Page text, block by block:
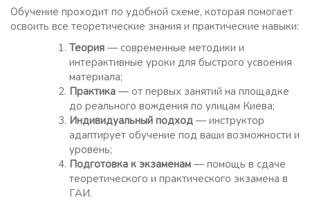
Обучение проходит по удобной схеме, которая помогает
освоить все теоретические знания и практические навыки:
Теория — современные методики и
интерактивные уроки для быстрого усвоения
материала;
Практика — от первых занятий на площадке
до реального вождения по улицам Киева;
Индивидуальный подход — инструктор
адаптирует обучение под ваши возможности и
уровень;
Подготовка к экзаменам — помощь в сдаче
теоретического и практического экзамена в
ГАИ.